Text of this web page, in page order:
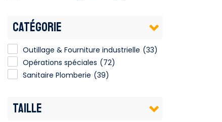
CATÉGORIE
Outillage & Fourniture industrielle (33)
Opérations spéciales (72)
Sanitaire Plomberie (39)
TAILLE